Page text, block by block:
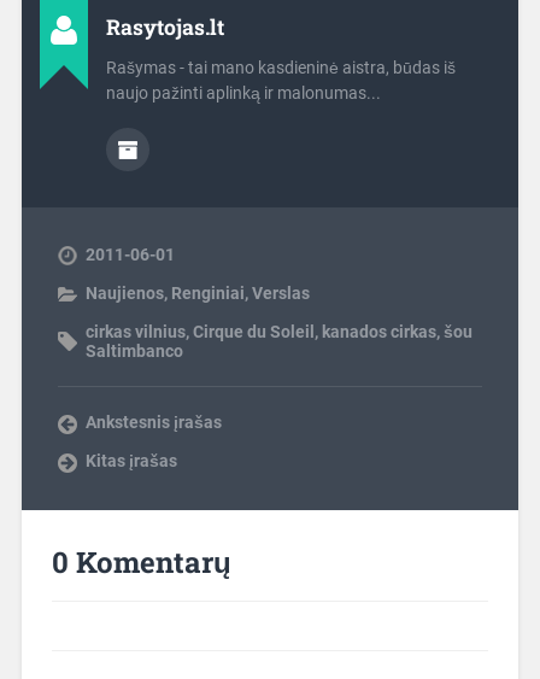
Rasytojas.lt
Rašymas - tai mano kasdieninė aistra, būdas iš
naujo pažinti aplinką ir malonumas...
2011-06-01
Naujienos, Renginiai,Verslas
cirkas vilnius,Cirque du Soleil , kanados cirkas, šou
Saltimbanco
Ankstesnis įrašas
Kitas įrašas
0 Komentarų